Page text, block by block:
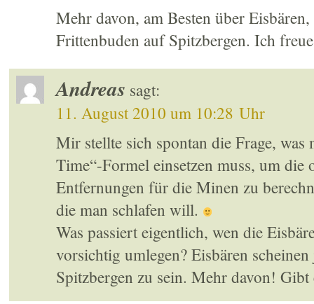
Mehr davon, am Besten über
Frittenbuden auf Spitzbergen. Ich
Andreas sagt:
11. August 2010 um 10:28 Uhr
Mir stellte sich spontan die Frage,
Time“-Formel einsetzen muss, um
Entfernungen für die Minen zu
die man schlafen will.
Was passiert eigentlich, wen die
vorsichtig umlegen? Eisbären
Spitzbergen zu sein. Mehr davon! Gibt